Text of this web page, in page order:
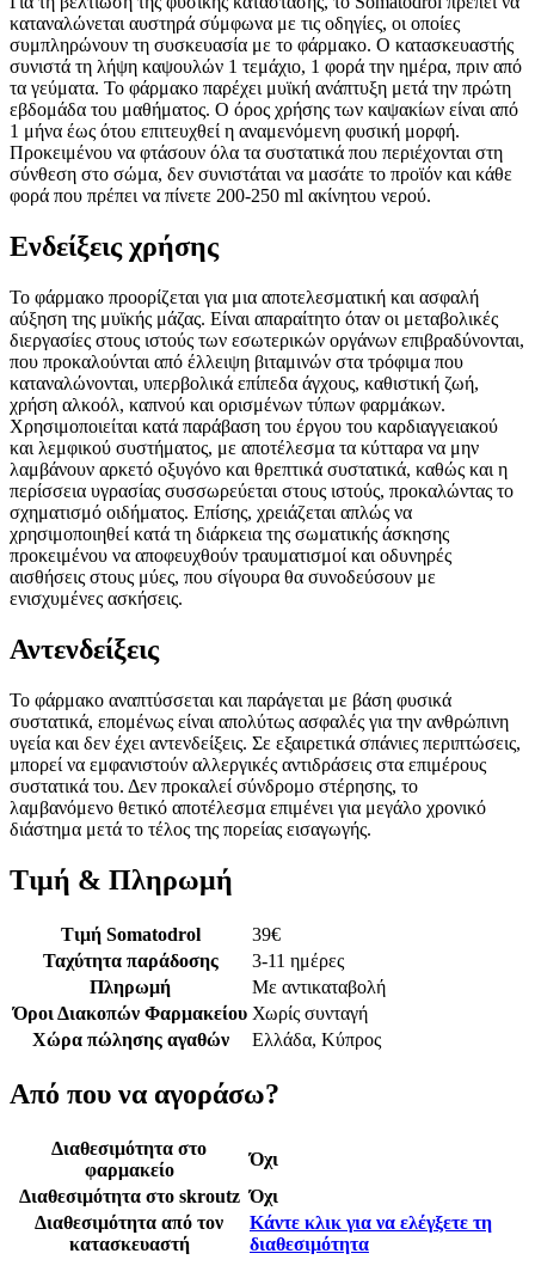
καταναλώνεται αυστηρά σύμφωνα με τις οδηγίες, οι οποίες
συμπληρώνουν τη συσκευασία με το φάρμακο. Ο κατασκευαστής
συνιστά τη λήψη καψουλών 1 τεμάχιο, 1 φορά την ημέρα, πριν από
τα γεύματα. Το φάρμακο παρέχει μυϊκή ανάπτυξη μετά την πρώτη
εβδομάδα του μαθήματος. Ο όρος χρήσης των καψακίων είναι από
1 μήνα έως ότου επιτευχθεί η αναμενόμενη φυσική μορφή.
Προκειμένου να φτάσουν όλα τα συστατικά που περιέχονται στη
σύνθεση στο σώμα, δεν συνιστάται να μασάτε το προϊόν και κάθε
φορά που πρέπει να πίνετε 200-250 ml ακίνητου νερού.
Ενδείξεις χρήσης
Το φάρμακο προορίζεται για μια αποτελεσματική και ασφαλή
αύξηση της μυϊκής μάζας. Είναι απαραίτητο όταν οι μεταβολικές
διεργασίες στους ιστούς των εσωτερικών οργάνων επιβραδύνονται,
που προκαλούνται από έλλειψη βιταμινών στα τρόφιμα που
καταναλώνονται, υπερβολικά επίπεδα άγχους, καθιστική ζωή,
χρήση αλκοόλ, καπνού και ορισμένων τύπων φαρμάκων.
Χρησιμοποιείται κατά παράβαση του έργου του καρδιαγγειακού
και λεμφικού συστήματος, με αποτέλεσμα τα κύτταρα να μην
λαμβάνουν αρκετό οξυγόνο και θρεπτικά συστατικά, καθώς και η
περίσσεια υγρασίας συσσωρεύεται στους ιστούς, προκαλώντας το
σχηματισμό οιδήματος. Επίσης, χρειάζεται απλώς να
χρησιμοποιηθεί κατά τη διάρκεια της σωματικής άσκησης
προκειμένου να αποφευχθούν τραυματισμοί και οδυνηρές
αισθήσεις στους μύες, που σίγουρα θα συνοδεύσουν με
ενισχυμένες ασκήσεις.
Αντενδείξεις
Το φάρμακο αναπτύσσεται και παράγεται με βάση φυσικά
συστατικά, επομένως είναι απολύτως ασφαλές για την ανθρώπινη
υγεία και δεν έχει αντενδείξεις. Σε εξαιρετικά σπάνιες περιπτώσεις,
μπορεί να εμφανιστούν αλλεργικές αντιδράσεις στα επιμέρους
συστατικά του. Δεν προκαλεί σύνδρομο στέρησης, το
λαμβανόμενο θετικό αποτέλεσμα επιμένει για μεγάλο χρονικό
διάστημα μετά το τέλος της πορείας εισαγωγής.
Τιμή & Πληρωμή
Τιμή Somatodrol 39€
Ταχύτητα παράδοσης
3-11 ημέρες
Πληρωμή
Με αντικαταβολή
Όροι Διακοπών Φαρμακείου Χωρίς συνταγή
Χώρα πώλησης αγαθών
Ελλάδα, Κύπρος
Από που να αγοράσω?
Διαθεσιμότητα στο
φαρμακείο
Όχι
Διαθεσιμότητα στο skroutz Όχι
Διαθεσιμότητα από τον
κατασκευαστή
Κάντε κλικ για να ελέγξετε τη
διαθεσιμότητα